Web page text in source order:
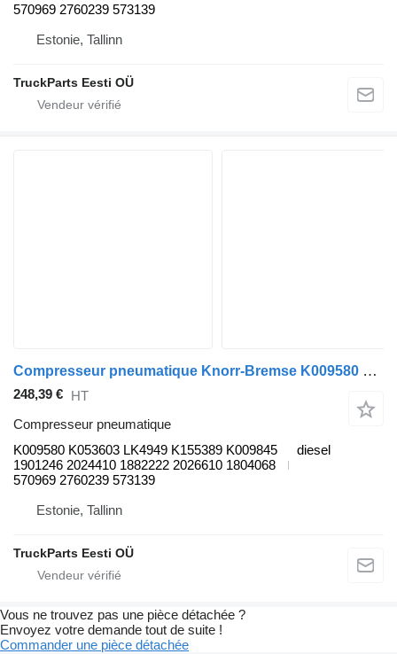
570969 2760239 573139
Estonie, Tallinn
TruckParts Eesti OÜ
Compresseur pneumatique Knorr-Bremse K009580 pour bus Scania K, N, F-Series (2006-)
248,39 € HT
Compresseur pneumatique
K009580 K053603 LK4949 K155389 K009845
1901246 2024410 1882222 2026610 1804068
570969 2760239 573139
diesel
Estonie, Tallinn
TruckParts Eesti OÜ
Vous ne trouvez pas une pièce détachée ?
Envoyez votre demande tout de suite !
Commander une pièce détachée